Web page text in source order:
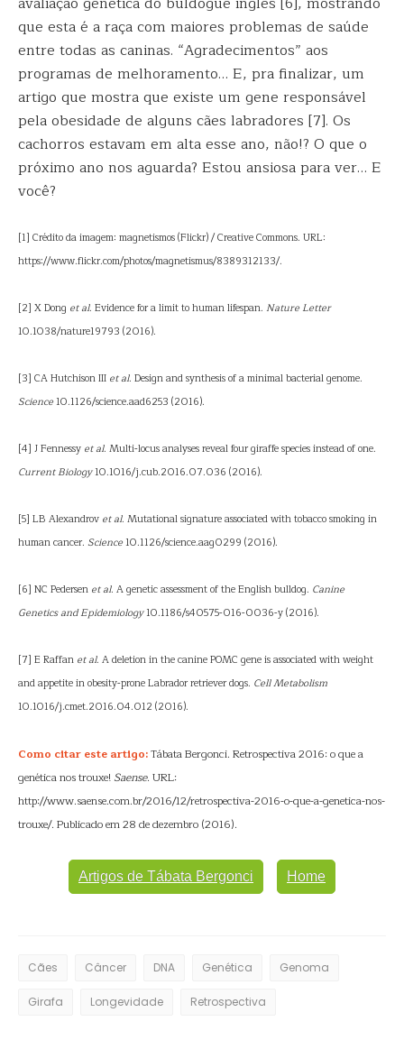
que esta é a raça com maiores problemas de saúde
entre todas as caninas. “Agradecimentos” aos
programas de melhoramento… E, pra finalizar, um
artigo que mostra que existe um gene responsável
pela obesidade de alguns cães labradores [7]. Os
cachorros estavam em alta esse ano, não!? O que o
próximo ano nos aguarda? Estou ansiosa para ver… E
você?
[1] Crédito da imagem: magnetismos (Flickr) / Creative Commons. URL:
https://www.flickr.com/photos/magnetismus/8389312133/.
[2] X Dong et al. Evidence for a limit to human lifespan. Nature Letter
10.1038/nature19793 (2016).
[3] CA Hutchison III et al. Design and synthesis of a minimal bacterial genome.
Science10.1126/science.aad6253 (2016).
[4] J Fennessy et al. Multi-locus analyses reveal four giraffe species instead of one.
Current Biology10.1016/j.cub.2016.07.036 (2016).
[5] LB Alexandrov et al. Mutational signature associated with tobacco smoking in
human cancer. Science10.1126/science.aag0299 (2016).
[6] NC Pedersen et al. A genetic assessment of the English bulldog. Canine
Genetics and Epidemiology10.1186/s40575-016-0036-y (2016).
[7] E Raffan et al. A deletion in the canine POMC gene is associated with weight
and appetite in obesity-prone Labrador retriever dogs. Cell Metabolism
10.1016/j.cmet.2016.04.012 (2016).
Como citar este artigo:Tábata Bergonci. Retrospectiva 2016: o que a
genética nos trouxe! Saense. URL:
http://www.saense.com.br/2016/12/retrospectiva-2016-o-que-a-genetica-nos-
trouxe/. Publicado em 28 de dezembro (2016).
Artigos de Tábata Bergonci Home
Cães Câncer DNA Genética Genoma
Girafa Longevidade Retrospectiva